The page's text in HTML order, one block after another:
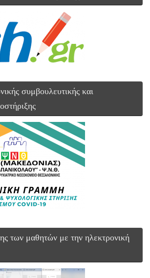
συμβουλευτικής και
των μαθητών με την ηλεκτρονική